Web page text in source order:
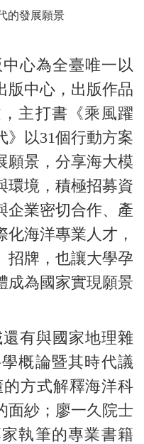
的發展願景
心為全臺唯一以
版中心，出版作品
主打書《乘風躍
》以31個行動方案
願景，分享海大模
環境，積極招募資
企業密切合作、產
海洋專業人才，
招牌，也讓大學孕
成為國家實現願景
有與國家地理雜
概論暨其時代議
方式解釋海洋科
面紗；廖一久院士
執筆的專業書籍